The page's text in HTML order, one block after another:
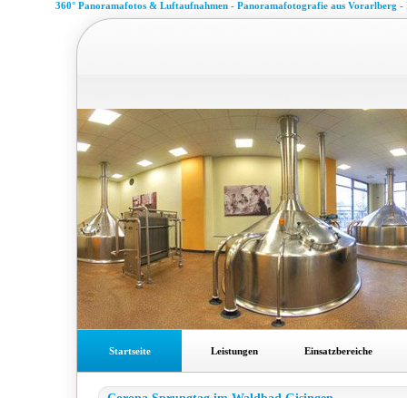
360° Panoramafotos & Luftaufnahmen - Panoramafotografie aus Vorarlberg -
Startseite Leistungen Einsatzbereiche